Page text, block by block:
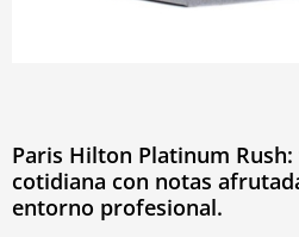
Paris Hilton Platinum
cotidiana con notas
entorno profesional.